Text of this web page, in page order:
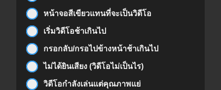
หน้าจอสีเขียวแทนที่จะเป็นวิดีโอ
เริ่มวิดีโอช้าเกินไป
กรอกลับ/กรอไปข้างหน้าช้าเกินไป
ไม่ได้ยินเสียง (วิดีโอไม่เป็นไร)
วิดีโอกำลังเล่นแต่คุณภาพแย่